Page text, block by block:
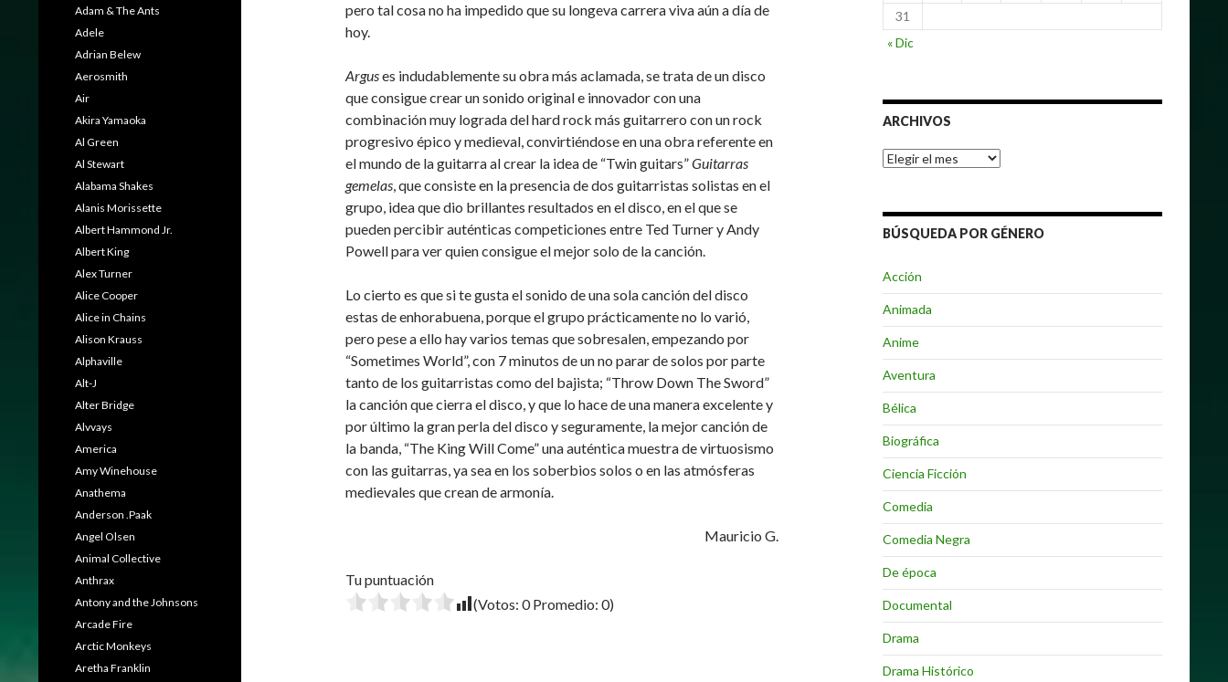
pero tal cosa no ha impedido que su longeva carrera viva aún a día de
hoy.
Arguses indudablemente su obra más aclamada, se trata de un disco
que consigue crear un sonido original e innovador con una
combinación muy lograda del hard rock más guitarrero con un rock
progresivo épico y medieval, convirtiéndose en una obra referente en
el mundo de la guitarra al crear la idea de “Twin guitars”Guitarras
gemelas, que consiste en la presencia de dos guitarristas solistas en el
grupo, idea que dio brillantes resultados en el disco, en el que se
pueden percibir auténticas competiciones entre Ted Turner y Andy
Powell para ver quien consigue el mejor solo de la canción.
Lo cierto es que si te gusta el sonido de una sola canción del disco
estas de enhorabuena, porque el grupo prácticamente no lo varió,
pero pese a ello hay varios temas que sobresalen, empezando por
“Sometimes World”, con 7 minutos de un no parar de solos por parte
tanto de los guitarristas como del bajista; “Throw Down The Sword”
la canción que cierra el disco, y que lo hace de una manera excelente y
por último la gran perla del disco y seguramente, la mejor canción de
la banda, “The King Will Come” una auténtica muestra de virtuosismo
con las guitarras, ya sea en los soberbios solos o en las atmósferas
medievales que crean de armonía.
Mauricio G.
Tu puntuación
(Votos: 0Promedio: 0)
31
« Dic
ARCHIVOS
Archivos
BÚSQUEDA POR GÉNERO
Acción
Animada
Anime
Aventura
Bélica
Biográfica
Ciencia Ficción
Comedia
Comedia Negra
De época
Documental
Drama
Drama Histórico
Adam & The Ants
Adele
Adrian Belew
Aerosmith
Air
Akira Yamaoka
Al Green
Al Stewart
Alabama Shakes
Alanis Morissette
Albert Hammond Jr.
Albert King
Alex Turner
Alice Cooper
Alice in Chains
Alison Krauss
Alphaville
Alt-J
Alter Bridge
Alvvays
America
Amy Winehouse
Anathema
Anderson .Paak
Angel Olsen
Animal Collective
Anthrax
Antony and the Johnsons
Arcade Fire
Arctic Monkeys
Aretha Franklin